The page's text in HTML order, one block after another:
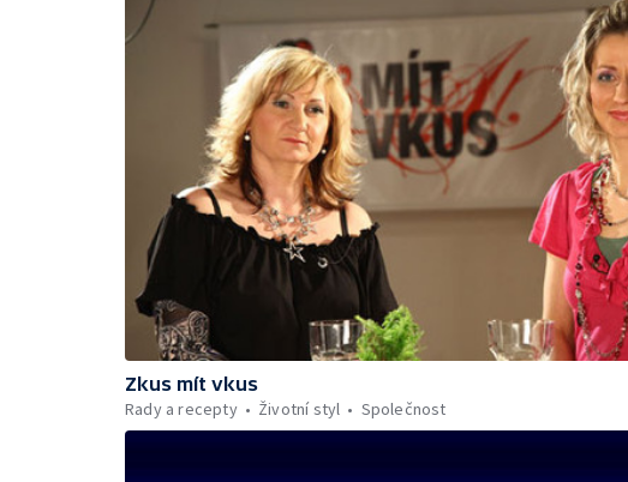
Zkus mít vkus
Rady a recepty
Životní styl Společnost